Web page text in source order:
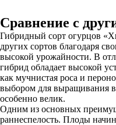
Сравнение с
Гибридный сорт огурцов
других сортов благодаря
высокой урожайности. В
гибрид обладает высокой
как мучнистая роса и
выбором для выращивания в
особенно велик.
Одним из основных
раннеспелость. Плоды